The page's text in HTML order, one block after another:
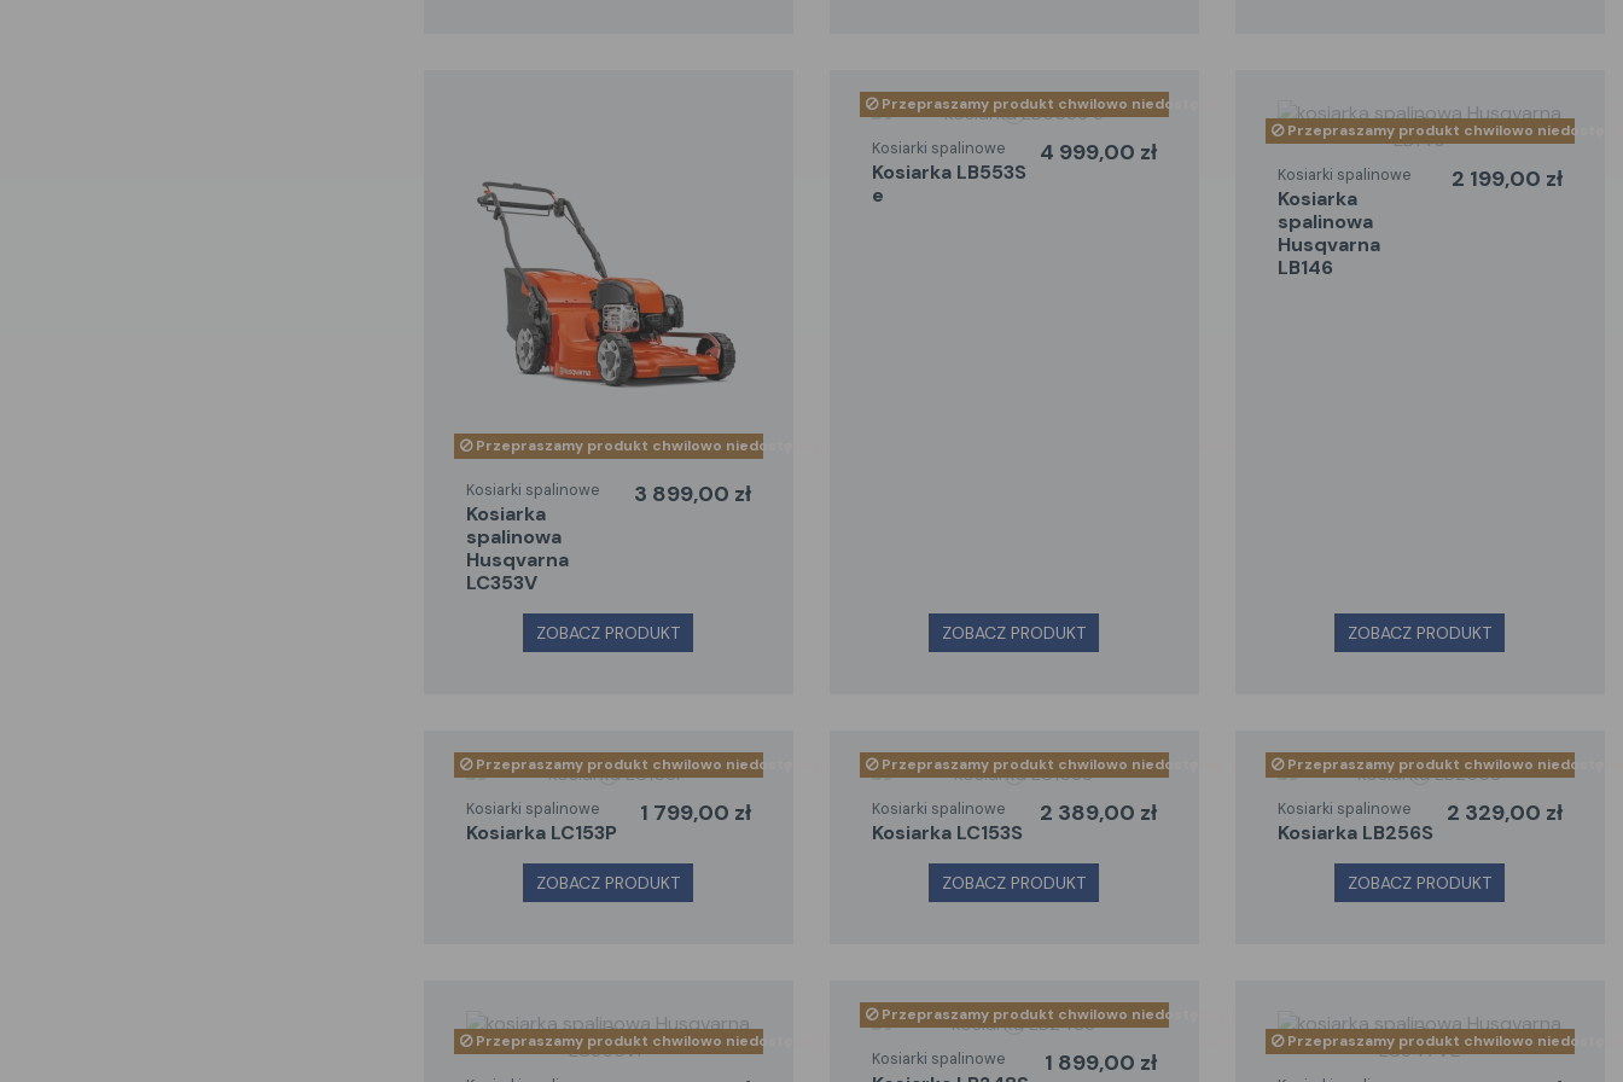
Przepraszamy produkt chwilowo niedostępny, jeśli chcesz go otrzymać szybciej zadzwoń lub napisz maila
Kosiarki spalinowe
kosiarka
spalinowa
Husqvarna
LC353V
3 899,00 zł
ZOBACZ PRODUKT
Przepraszamy produkt chwilowo niedostępny, jeśli chcesz go otrzymać szybciej zadzwoń lub
Kosiarki spalinowe
kosiarka LB553S
e
4 999,00 zł
ZOBACZ PRODUKT
Przepraszamy produkt chwilowo
Kosiarki spalinowe
kosiarka
spalinowa
Husqvarna
LB146
2 199,00 zł
ZOBACZ PRODUKT
Przepraszamy produkt chwilowo niedostępny, jeśli chcesz go otrzymać szybciej zadzwoń lub napisz maila
Kosiarki spalinowe
kosiarka LC153P
1 799,00 zł
ZOBACZ PRODUKT
Przepraszamy produkt chwilowo niedostępny, jeśli chcesz go otrzymać szybciej zadzwoń lub
Kosiarki spalinowe
kosiarka LC153S
2 389,00 zł
ZOBACZ PRODUKT
Przepraszamy produkt chwilowo
Kosiarki spalinowe
kosiarka LB256S
2 329,00 zł
ZOBACZ PRODUKT
Przepraszamy produkt chwilowo niedostępny, jeśli chcesz go otrzymać szybciej zadzwoń lub napisz maila
Przepraszamy produkt chwilowo niedostępny, jeśli chcesz go otrzymać szybciej zadzwoń lub
Kosiarki spalinowe 1 899,00 zł
Przepraszamy produkt chwilowo